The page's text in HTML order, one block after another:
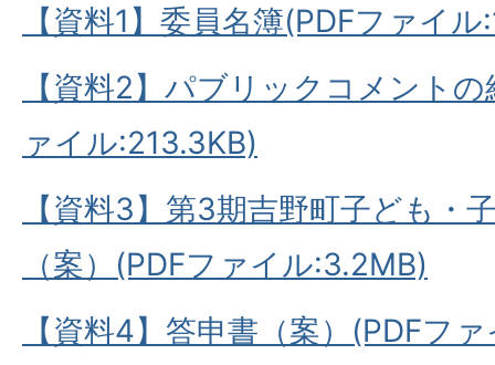
【資料1】委員名簿(PDFファイル
【資料2】パブリックコメント
ァイル:213.3KB)
【資料3】第3期吉野町子ども・
（案）(PDFファイル:3.2MB)
【資料4】答申書（案）(PDFフ